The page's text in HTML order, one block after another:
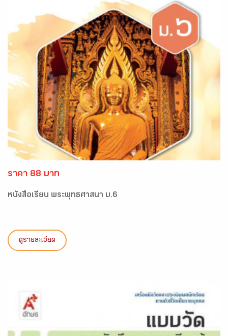
ราคา 88 บาท
หนังสือเรียน พระพุทธศาสนา ม.6
ดูรายละเอียด